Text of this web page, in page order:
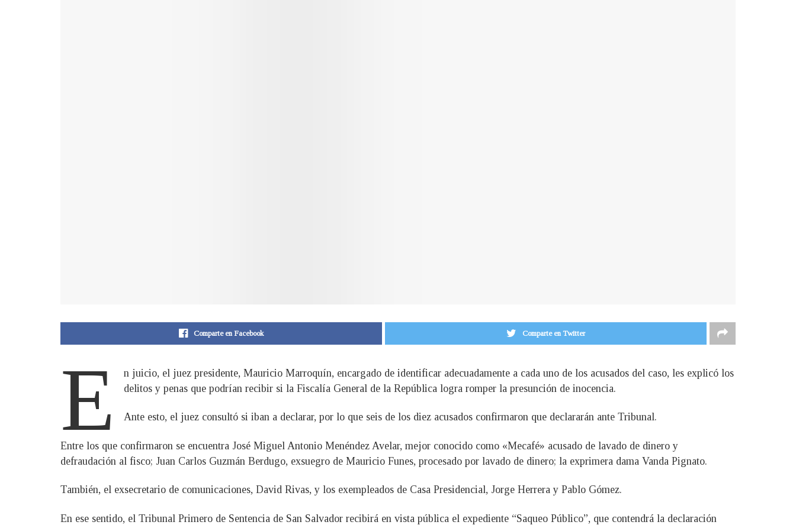
Comparte en Facebook Comparte en Twitter
E
n juicio, el juez presidente, Mauricio Marroquín, encargado de identificar adecuadamente a cada uno de los acusados del caso, les explicó los
delitos y penas que podrían recibir si la Fiscalía General de la República logra romper la presunción de inocencia.
Ante esto, el juez consultó si iban a declarar, por lo que seis de los diez acusados confirmaron que declararán ante Tribunal.
Entre los que confirmaron se encuentra José Miguel Antonio Menéndez Avelar, mejor conocido como «Mecafé» acusado de lavado de dinero y
defraudación al fisco; Juan Carlos Guzmán Berdugo, exsuegro de Mauricio Funes, procesado por lavado de dinero; la exprimera dama Vanda Pignato.
También, el exsecretario de comunicaciones, David Rivas, y los exempleados de Casa Presidencial, Jorge Herrera y Pablo Gómez.
En ese sentido, el Tribunal Primero de Sentencia de San Salvador recibirá en vista pública el expediente “Saqueo Público”, que contendrá la declaración